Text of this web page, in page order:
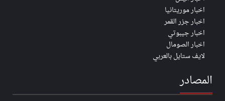
اخبار موريتانيا
اخبار جزر القمر
اخبار جيبوتي
اخبار الصومال
لايف ستايل بالعربي
المصادر